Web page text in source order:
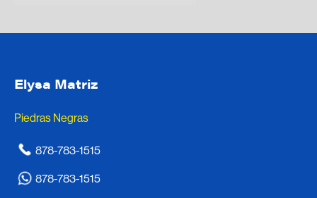
Elysa Matriz
Piedras Negras
878-783-1515
878-783-1515